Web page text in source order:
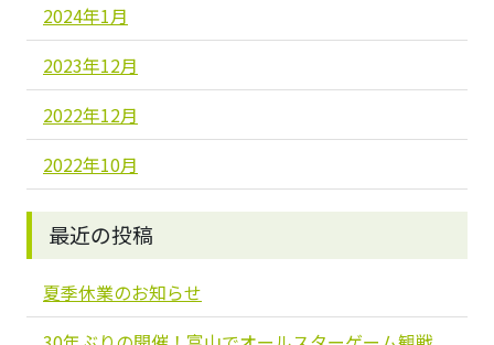
2024年1月
2023年12月
2022年12月
2022年10月
最近の投稿
夏季休業のお知らせ